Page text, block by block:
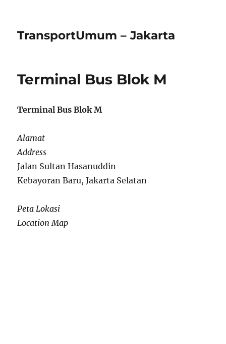
TransportUmum – Jakarta
Terminal Bus Blok M
Terminal Bus Blok M
Alamat
Address
Jalan Sultan Hasanuddin
Kebayoran Baru, Jakarta Selatan
Peta Lokasi
Location Map